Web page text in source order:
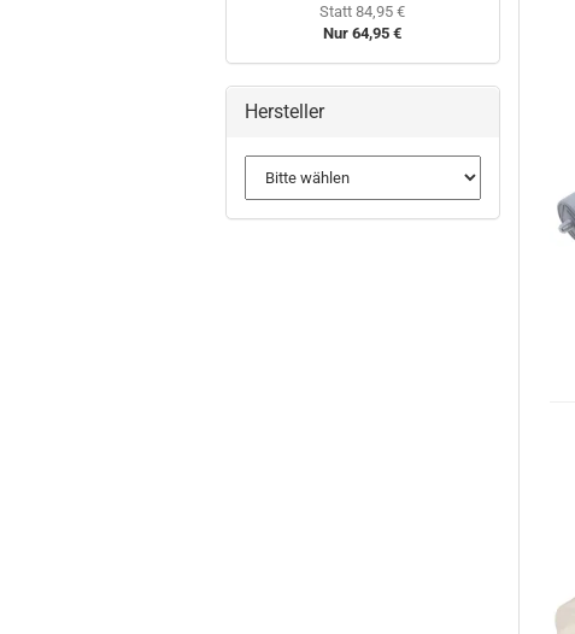
Statt 84,95 €
Nur 64,95 €
Hersteller